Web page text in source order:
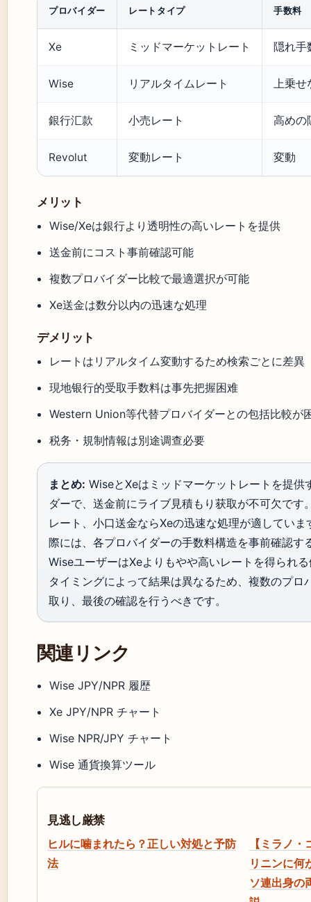
プロバイダー レートタイプ 手数料
Xe ミッドマーケットレート 隠れ手
Wise リアルタイムレート 上乗
銀行汇款 小売レート 高めの
Revolut 変動レート 変動
メリット
Wise/Xeは銀行より透明性の高いレートを提供
送金前にコスト事前確認可能
複数プロバイダー比較で最適選択が可能
Xe送金は数分以内の迅速な処理
デメリット
レートはリアルタイム変動するため検索ごとに差異
現地银行的受取手数料は事先把握困难
Western Union等代替プロバイダーとの包括比較が
税务・規制情報は別途调查必要
まとめ: WiseとXeはミッドマーケットレートを提供
ダーで、送金前にライブ見積もり获取が不可欠です
レート、小口送金ならXeの迅速な処理が適してい
際には、各プロバイダーの手数料構造を事前確認す
WiseユーザーはXeよりもやや高いレートを得られ
タイミングによって結果は異なるため、複数のプロ
取り、最後の確認を行うべきです。
関連リンク
Wise JPY/NPR 履歴
Xe JPY/NPR チャート
Wise NPR/JPY チャート
Wise 通貨換算ツール
見逃し厳禁
ヒルに噛まれたら？正しい対処と予防
法
【ミラノ
リニンに何
ソ連出身の